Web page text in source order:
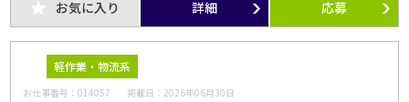
お気に入り 詳細 応募
軽作業・物流系
お仕事番号：014057 掲載日： 2026年06月30日